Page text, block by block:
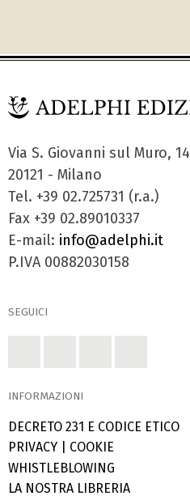
Via S. Giovanni sul Muro, 14
20121 - Milano
Tel. +39 02.725731 (r.a.)
Fax +39 02.89010337
E-mail: info@adelphi.it
P.IVA 00882030158
SEGUICI
INFORMAZIONI
DECRETO 231 E CODICE ETICO
PRIVACY
COOKIE
WHISTLEBLOWING
LA NOSTRA LIBRERIA